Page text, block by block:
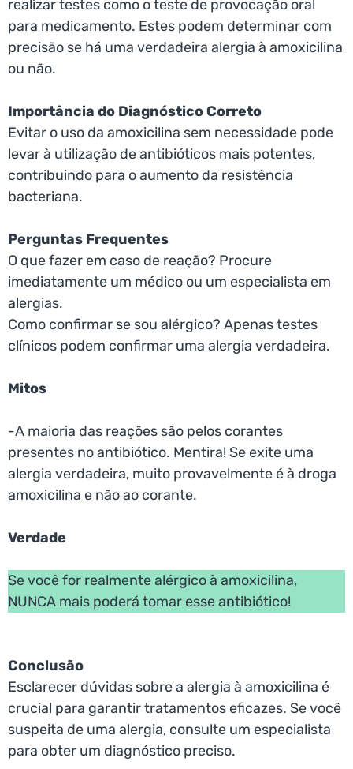
realizar testes como o teste de provocação oral
para medicamento. Estes podem determinar com
precisão se há uma verdadeira alergia à amoxicilina
ou não.
Importância do Diagnóstico Correto
Evitar o uso da amoxicilina sem necessidade pode
levar à utilização de antibióticos mais potentes,
contribuindo para o aumento da resistência
bacteriana.
Perguntas Frequentes
O que fazer em caso de reação? Procure
imediatamente um médico ou um especialista em
alergias.
Como confirmar se sou alérgico? Apenas testes
clínicos podem confirmar uma alergia verdadeira.
Mitos
-A maioria das reações são pelos corantes
presentes no antibiótico. Mentira! Se exite uma
alergia verdadeira, muito provavelmente é à droga
amoxicilina e não ao corante.
Verdade
Se você for realmente alérgico à amoxicilina,
NUNCA mais poderá tomar esse antibiótico!
Conclusão
Esclarecer dúvidas sobre a alergia à amoxicilina é
crucial para garantir tratamentos eficazes. Se você
suspeita de uma alergia, consulte um especialista
para obter um diagnóstico preciso.